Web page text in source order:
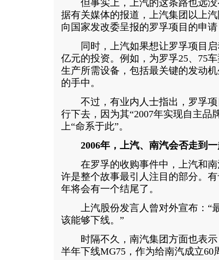
但事实上，上汽的这条路也远没
据有关媒体的报道，上汽集团以上
向国家发改委呈报的罗孚项目的申
同时，上汽如果想让罗孚项目启
亿元的投资。例如，为罗孚25、75
生产所需设备，包括最关键的发动
的手中。
不过，有业内人士指出，罗孚项
行下去，因为其“2007年实现自主品
上“命系于此”。
2006年，上汽、南汽会否走到
在罗孚的收购事件中，上汽和南
许是整个故事最引人注目的部分。
年将会有一个结尾了。
上汽股份发言人曾对外宣布：“
该能够下线。”
时隔不久，南汽集团方面也表示
半年下线MG75，作为给南汽成立60